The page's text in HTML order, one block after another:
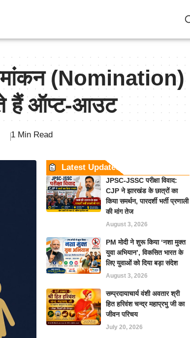
(Nomination)
हैं ऑप्ट-आउट
1 Min Read
Latest Updates
JPSC-JSSC परीक्षा विवाद:
CJP ने झारखंड के छात्रों का
किया समर्थन, पारदर्शी भर्ती प्रणाली
की मांग तेज
August 3, 2026
PM मोदी ने शुरू किया ‘नशा मुक्त
युवा अभियान’, विकसित भारत के
लिए युवाओं को दिया बड़ा संदेश
August 3, 2026
सम्प्रदायाचार्य वंशी अवतार श्री
हित हरिवंश चन्द्र महाप्रभु जी का
जीवन परिचय
July 20, 2026